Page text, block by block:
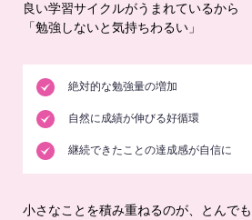
良い学習サイクルがうまれているから
「勉強しないと気持ちわるい」
絶対的な勉強量の増加
自然に成績が伸びる好循環
継続できたことの達成感が自信に
小さなことを積み重ねるのが、とんで